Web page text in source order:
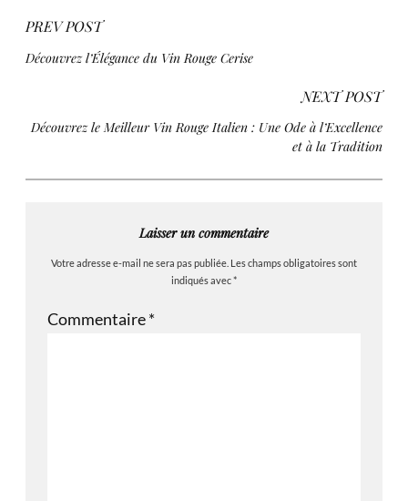
PREV POST
Découvrez l’Élégance du Vin Rouge Cerise
NEXT POST
Découvrez le Meilleur Vin Rouge Italien : Une Ode à l’Excellence
et à la Tradition
Laisser un commentaire
Votre adresse e-mail ne sera pas publiée. Les champs obligatoires sont
indiqués avec*
Commentaire*